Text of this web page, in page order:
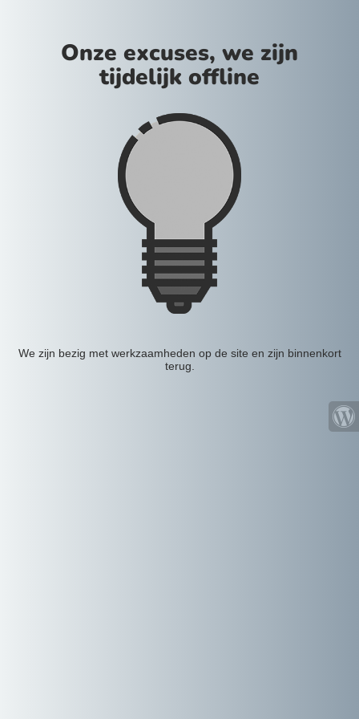
Onze excuses, we zijn
tijdelijk offline
We zijn bezig met werkzaamheden op de site en zijn binnenkort
terug.